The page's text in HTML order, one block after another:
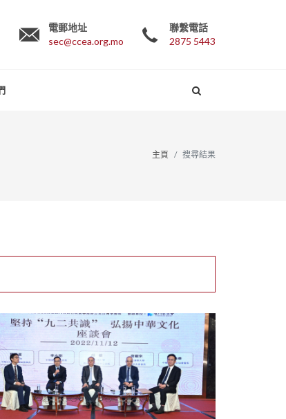
電郵地址
sec@ccea.org.mo
聯繫電話
2875 5443
主頁 搜尋結果